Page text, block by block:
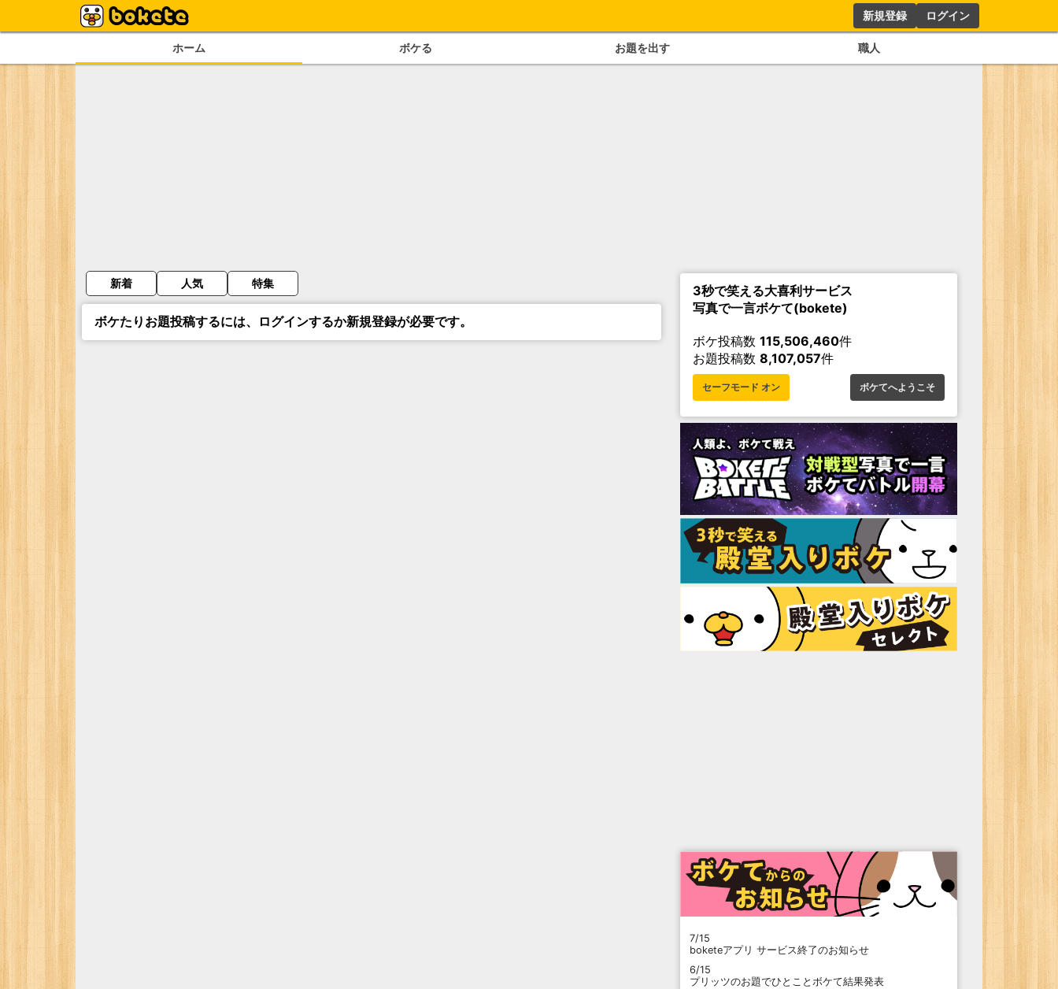
新規登録 ログイン
ホーム ボケる お題を出す 職人
新着 人気 特集
ボケたりお題投稿するには、ログインするか新規登録が必要です。
3秒で笑える大喜利サービス
写真で一言ボケて(bokete)
ボケ投稿数 115,506,460件
お題投稿数 8,107,057件
セーフモード オン ボケてへようこそ
7/15
boketeアプリ サービス終了のお知らせ
6/15
プリッツのお題でひとことボケて結果発表